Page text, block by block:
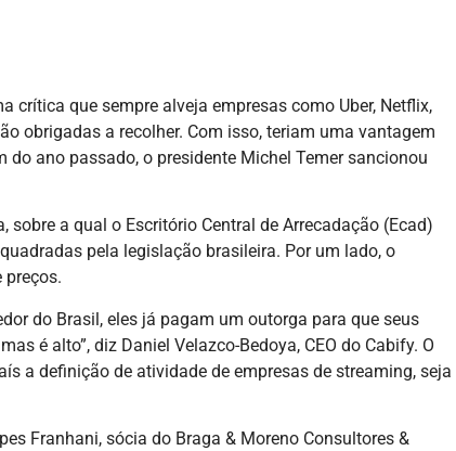
que sempre alveja empresas como Uber, Netflix,
obrigadas a recolher. Com isso, teriam uma vantagem
ano passado, o presidente Michel Temer sancionou
a qual o Escritório Central de Arrecadação (Ecad)
pela legislação brasileira. Por um lado, o
preços.
do Brasil, eles já pagam um outorga para que seus
é alto”, diz Daniel Velazco-Bedoya, CEO do Cabify. O
a definição de atividade de empresas de streaming, seja
Franhani, sócia do Braga & Moreno Consultores &